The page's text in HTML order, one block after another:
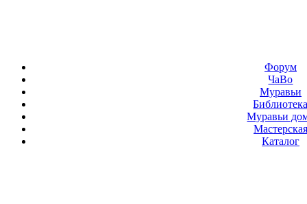
Форум
ЧаВо
Муравьи
Муравьи
Мастерская
Каталог